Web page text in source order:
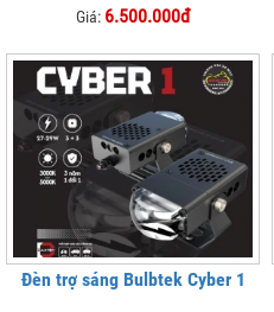
Giá: 6.500.000đ
Đèn trợ sáng Bulbtek Cyber 1